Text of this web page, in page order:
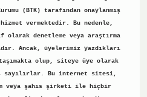
(BTK) tarafından onaylanmış
vermektedir. Bu nedenle,
denetleme veya araştırma
Ancak, üyelerimiz yazdıkları
olup, siteye üye olarak
sayılırlar. Bu internet sitesi,
veya şahıs şirketi ile hiçbir